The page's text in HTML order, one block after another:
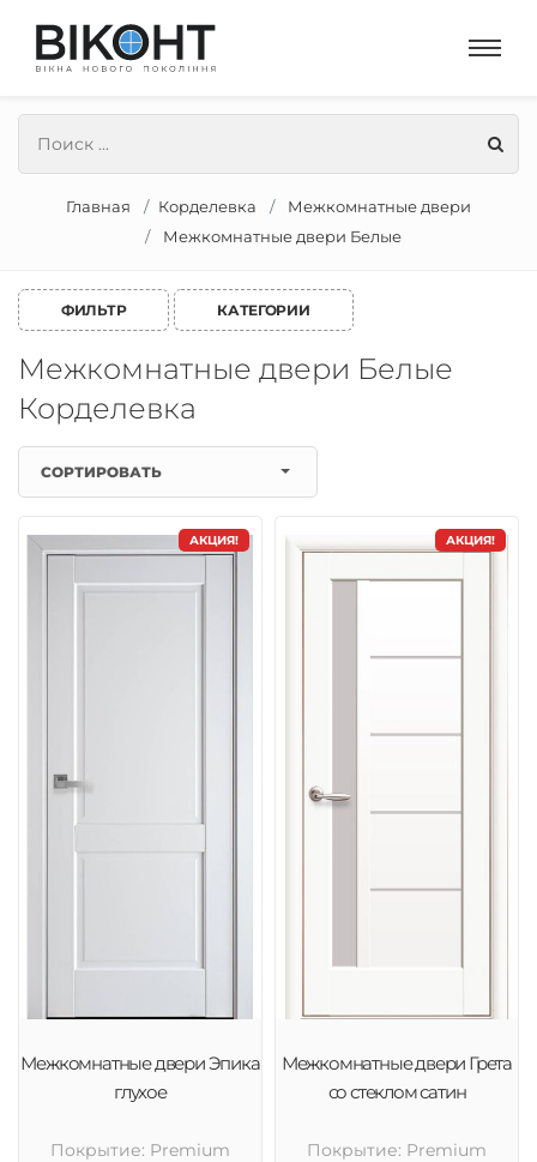
Главная Корделевка
Межкомнатные двери
Межкомнатные двери Белые
ФИЛЬТР КАТЕГОРИИ
Межкомнатные двери Белые
Корделевка
СОРТИРОВАТЬ
АКЦИЯ!
Межкомнатные двери Эпика
глухое
Покрытие: Premium
АКЦИЯ!
Межкомнатные двери Грета
со стеклом сатин
Покрытие: Premium